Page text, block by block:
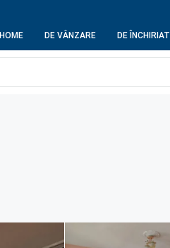
HOME DE VÂNZARE DE ÎNCHIRIAT